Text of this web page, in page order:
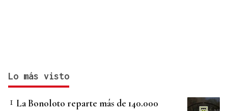
Lo más visto
La Bonoloto reparte más de 140.000